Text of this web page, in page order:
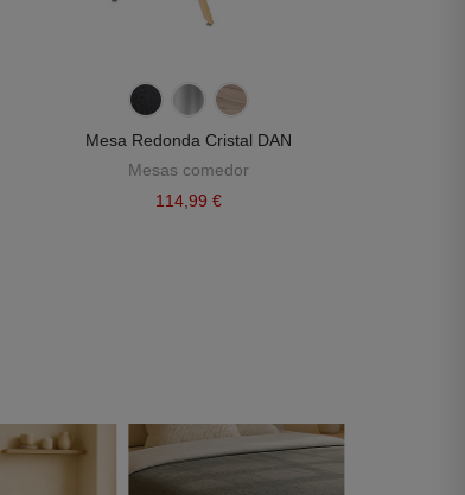
Mesa Redonda Cristal DAN
Mesas comedor
114,99 €